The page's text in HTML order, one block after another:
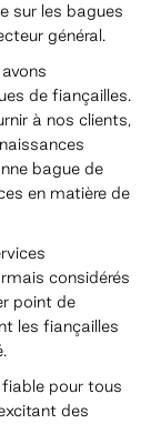
sur les bagues
général.
de fiançailles.
à nos clients,
bague de
en matière de
considérés
point de
les fiançailles
pour tous
des